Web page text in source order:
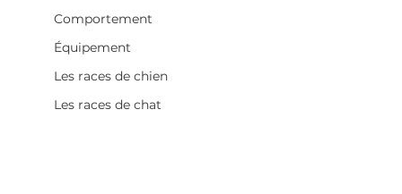
Comportement
Équipement
Les races de chien
Les races de chat